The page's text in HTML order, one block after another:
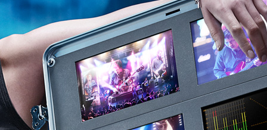
Finland
France
Germany
中国香港
India